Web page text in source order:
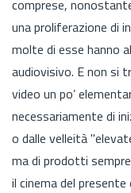
comprese,
una proliferazione di
molte di esse hanno
audiovisivo. E non si
video un po’
necessariamente di
o dalle velleità
ma di prodotti
il cinema del